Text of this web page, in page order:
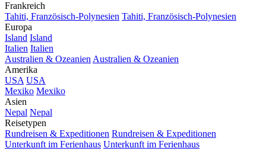
Frankreich
Tahiti, Französisch-Polynesien Tahiti, Französisch-Polynesien
Europa
Island Island
Italien Italien
Australien & Ozeanien Australien & Ozeanien
Amerika
USA USA
Mexiko Mexiko
Asien
Nepal Nepal
Reisetypen
Rundreisen & Expeditionen Rundreisen & Expeditionen
Unterkunft im Ferienhaus Unterkunft im Ferienhaus